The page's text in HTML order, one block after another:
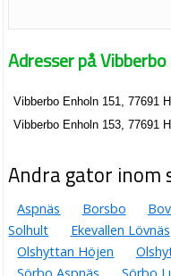
Adresser på
Vibberbo Enholn 151, 77691
Vibberbo Enholn 153, 77691
Andra gator inom
Aspnäs Borsbo
Solhult
Ekevallen Lövnäs
Olshyttan Höjen
Sörbo Aspnäs
Sörbo